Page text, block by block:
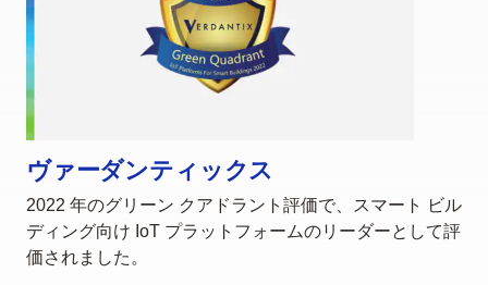
ヴァーダンティックス
2022 年のグリーン クアドラント評価で、スマート ビル
ディング向け IoT プラットフォームのリーダーとして評
価されました。